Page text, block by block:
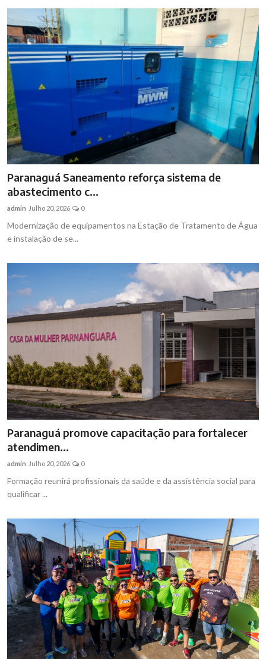
Paranaguá Saneamento reforça sistema de
abastecimento c...
admin Julho 20, 2026 0
Modernização de equipamentos na Estação de Tratamento de Água
e instalação de se...
Paranaguá promove capacitação para fortalecer
atendimen...
admin Julho 20, 2026 0
Formação reunirá profissionais da saúde e da assistência social para
qualificar ...